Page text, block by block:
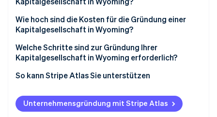
Einfachheit der Steuern und niedrige Kosten
Datenschutz in den Aufzeichnungen
Starker Haftungs- und Vermögensschutz
Flexible Governance
Wie hoch sind die Kosten für die Gründung einer
Kapitalgesellschaft in Wyoming?
Welche Schritte sind zur Gründung Ihrer
Kapitalgesellschaft in Wyoming erforderlich?
Rechtsform und Unternehmensnamen wählen
Registrierte Vertretung benennen
Gründungssatzung verfassen und einreichen
So kann Stripe Atlas Sie unterstützen
Bei Atlas eine Unternehmensgründung beantragen
Zahlungen und Bankgeschäfte vor Erhalt der EIN
Unternehmensgründung mit Stripe Atlas